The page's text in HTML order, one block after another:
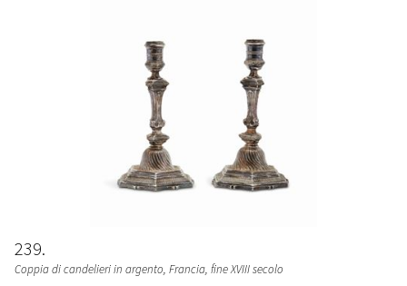
239
Coppia di candelieri in argento, Francia, fine XVIII secolo